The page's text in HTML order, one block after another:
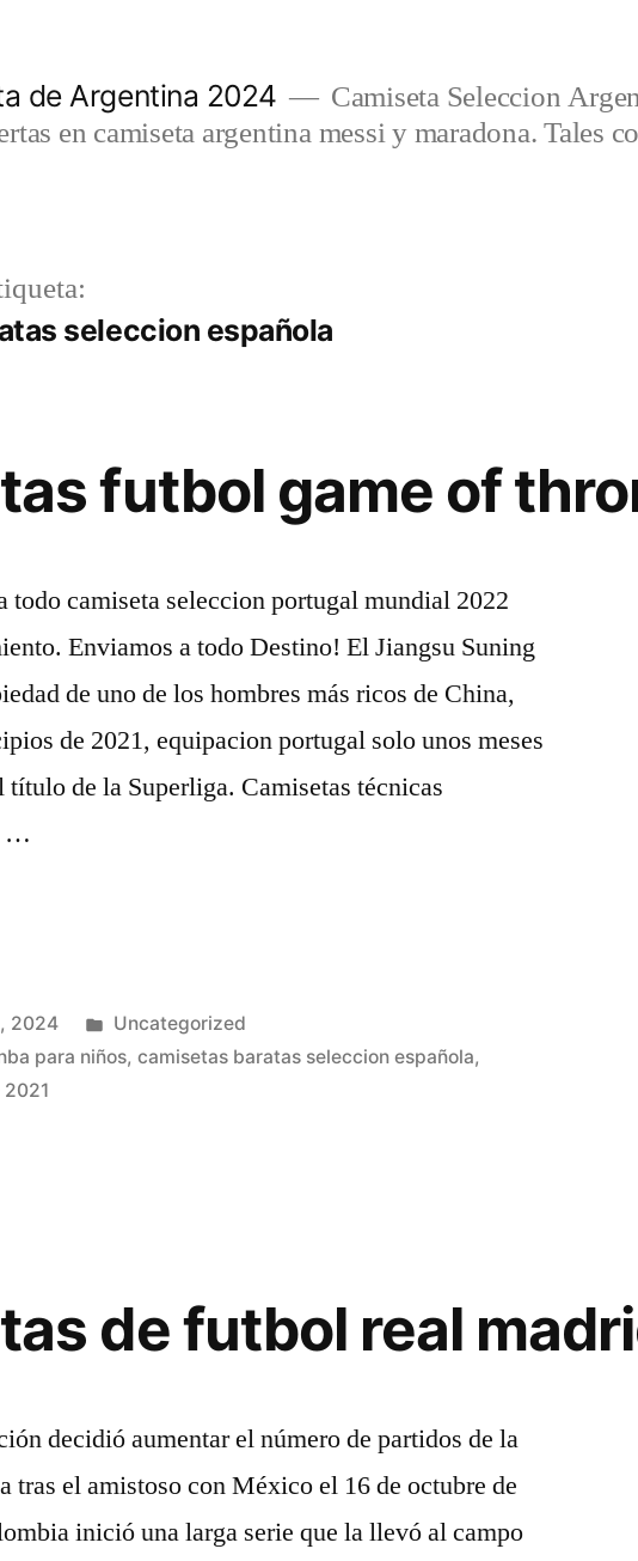
de Argentina 2024
Camiseta Seleccion
en camiseta argentina messi y maradona. Tales
seleccion española
futbol game of
todo camiseta seleccion portugal mundial 2022
Enviamos a todo Destino! El Jiangsu Suning
de uno de los hombres más ricos de China,
de 2021, equipacion portugal solo unos meses
título de la Superliga. Camisetas técnicas
…
2024
Publicado
en
Uncategorized
para niños,camisetas baratas seleccion española,
de futbol real
decidió aumentar el número de partidos de la
tras el amistoso con México el 16 de octubre de
inició una larga serie que la llevó al campo